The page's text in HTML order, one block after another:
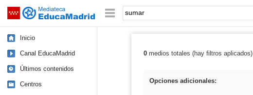
Saltar navegación Palabra o frase:
Inicio
Canal EducaMadrid
Últimos contenidos
Centros
Resultados de: sumar
0medios totales (hay filtros aplicados)
Opciones adicionales: